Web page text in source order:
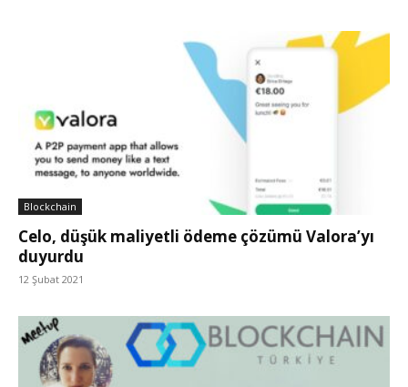
Blockchain
Celo, düşük maliyetli ödeme çözümü Valora’yı
duyurdu
12 Şubat 2021